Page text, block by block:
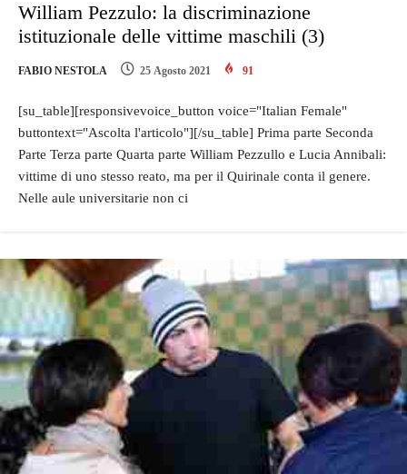
William Pezzulo: la discriminazione
istituzionale delle vittime maschili (3)
FABIO NESTOLA 25 Agosto 2021 91
[su_table][responsivevoice_button voice="Italian Female"
buttontext="Ascolta l'articolo"][/su_table] Prima parte Seconda
Parte Terza parte Quarta parte William Pezzullo e Lucia Annibali:
vittime di uno stesso reato, ma per il Quirinale conta il genere.
Nelle aule universitarie non ci